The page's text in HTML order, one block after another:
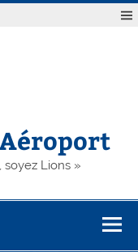
Lions »